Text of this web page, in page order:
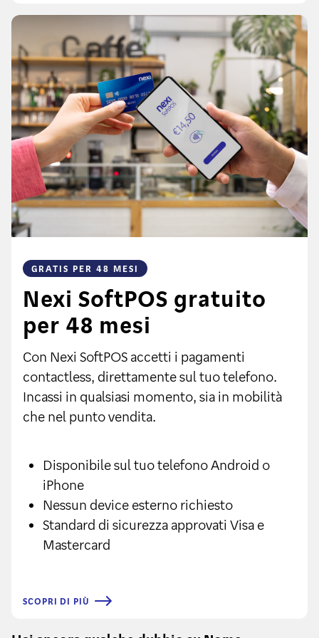
GRATIS PER 48 MESI
Nexi SoftPOS gratuito
per 48 mesi
Con Nexi SoftPOS accetti i pagamenti
contactless, direttamente sul tuo telefono.
Incassi in qualsiasi momento, sia in mobilità
che nel punto vendita.
Disponibile sul tuo telefono Android o
iPhone
Nessun device esterno richiesto
Standard di sicurezza approvati Visa e
Mastercard
SCOPRI DI PIÙ